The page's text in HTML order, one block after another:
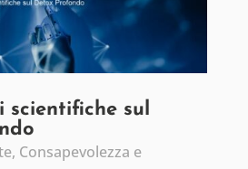
scientifiche sul
, Consapevolezza e